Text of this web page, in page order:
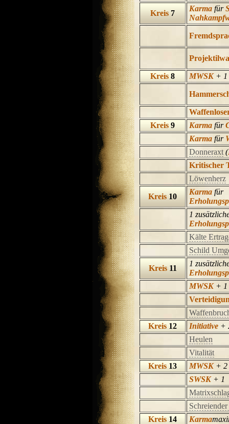
Kreis 7
Karma für
Kreis 8 MWSK+ 1
Kreis 9 Karma für
Karma für
Donneraxt (
Kritischer
Löwenherz
Kreis 10
Karma für
1
Kälte
Schild
Kreis11
1
MWSK+ 1
Kreis 12 Initiative +
Heulen
Vitalität
Kreis 13 MWSK+ 2
SWSK+ 1
Kreis 14 Karma